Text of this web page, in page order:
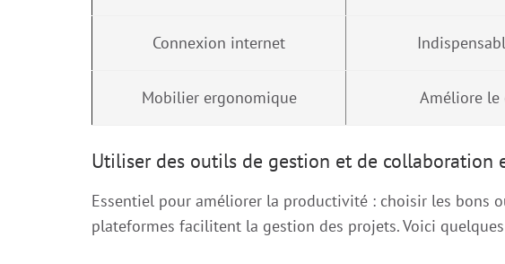
Connexion internet
Mobilier ergonomique Améliore
Utiliser des outils de gestion et de collaboration
Essentiel pour améliorer la productivité : choisir les bons
plateformes facilitent la gestion des projets. Voici